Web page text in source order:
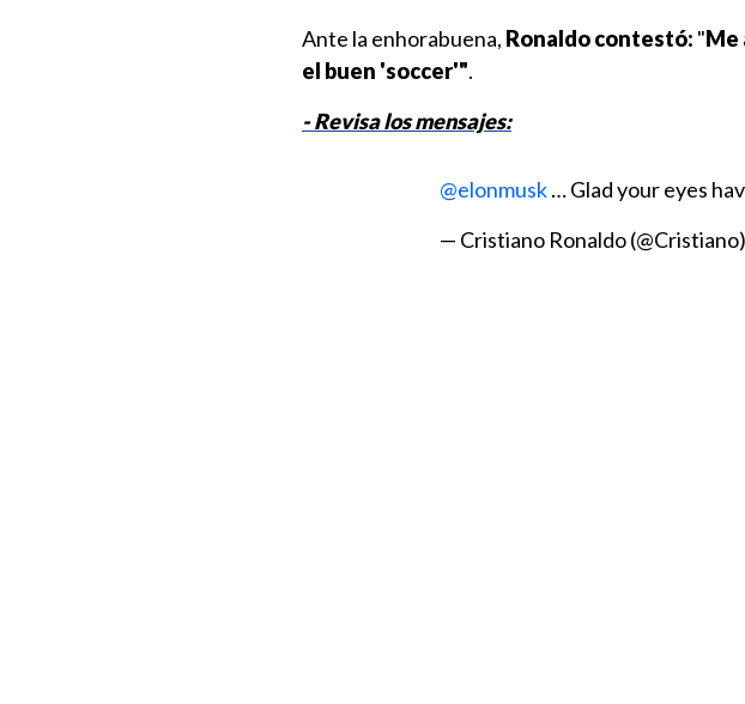
Ante la enhorabuena, Ronaldo contestó: "Me
el buen 'soccer'".
- Revisa los mensajes:
@elonmusk… Glad your eyes
— Cristiano Ronaldo (@Cristiano)